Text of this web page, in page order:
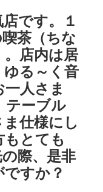
です。１
茶（ちな
店内は居
る～く音
人さま
テーブル
仕様にし
とても
際、是非
すか？